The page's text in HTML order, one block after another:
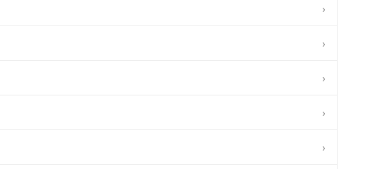
›
›
›
›
›